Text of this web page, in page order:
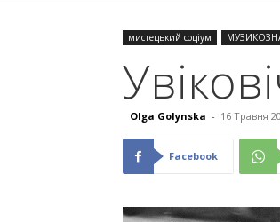
мистецький соціум
Olga Golynska - 16 Травня
Facebook